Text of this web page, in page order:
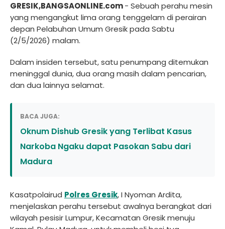
GRESIK,BANGSAONLINE.com- Sebuah perahu mesin
yang mengangkut lima orang tenggelam di perairan
depan Pelabuhan Umum Gresik pada Sabtu
(2/5/2026) malam.
Dalam insiden tersebut, satu penumpang ditemukan
meninggal dunia, dua orang masih dalam pencarian,
dan dua lainnya selamat.
BACA JUGA:
Oknum Dishub Gresik yang Terlibat Kasus
Narkoba Ngaku dapat Pasokan Sabu dari
Madura
Kasatpolairud Polres Gresik, I Nyoman Ardita,
menjelaskan perahu tersebut awalnya berangkat dari
wilayah pesisir Lumpur, Kecamatan Gresik menuju